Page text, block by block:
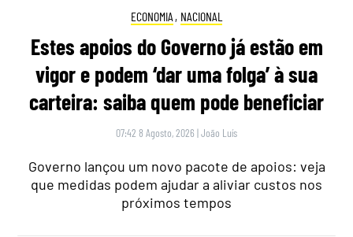
ECONOMIA , NACIONAL
Estes apoios do Governo já estão em
vigor e podem ‘dar uma folga’ à sua
carteira: saiba quem pode beneficiar
07:42 8 Agosto, 2026 |João Luís
Governo lançou um novo pacote de apoios: veja
que medidas podem ajudar a aliviar custos nos
próximos tempos